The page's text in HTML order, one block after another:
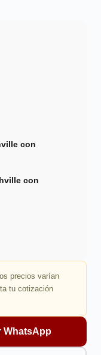
con
con
precios varían
tu cotización
WhatsApp